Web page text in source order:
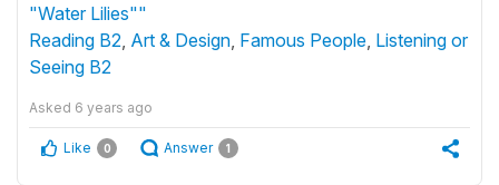
"Water Lilies""
Reading B2 Art & Design Famous People Listening or
Seeing B2
Asked 6 years ago
Like 0 Answer 1